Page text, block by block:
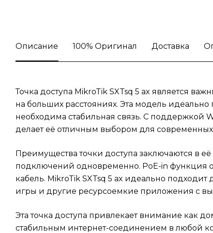
Описание 100% Оригинал Доставка
Точка доступа MikroTik SXTsq 5 ax является
на больших расстояниях. Эта модель
необходима стабильная связь. С поддержкой
делает её отличным выбором для современных
Преимущества точки доступа заключаются в
подключений одновременно. PoE-in функция
кабель. MikroTik SXTsq 5 ax идеально
игры и другие ресурсоемкие приложения с
Эта точка доступа привлекает внимание как
стабильным интернет-соединением в любой